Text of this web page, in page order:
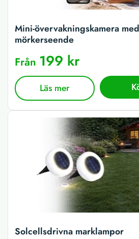
Mini-övervakningskamera
mörkerseende
Från 199 kr
Läs mer
Solcellsdrivna marklampor